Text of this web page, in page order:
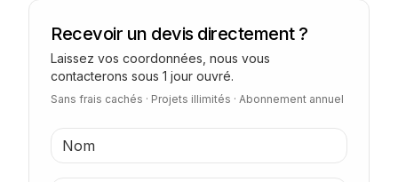
Recevoir un devis directement ?
Laissez vos coordonnées, nous vous
contacterons sous 1 jour ouvré.
Sans frais cachés · Projets illimités · Abonnement annuel